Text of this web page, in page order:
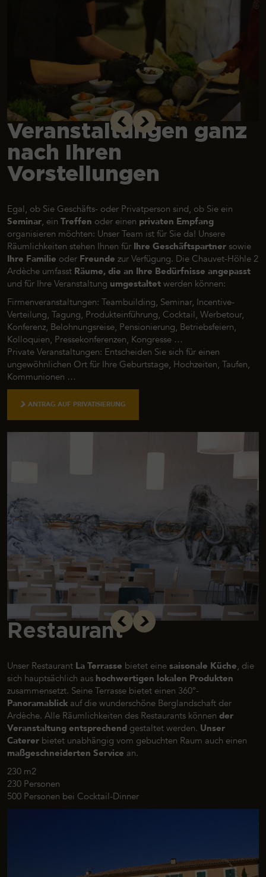
Veranstaltungen ganz
nach Ihren
Vorstellungen
Egal, ob Sie Geschäfts- oder Privatperson sind, ob Sie ein
Seminar, ein Treffen oder einen privaten Empfang
organisieren möchten: Unser Team ist für Sie da! Unsere
Räumlichkeiten stehen Ihnen für Ihre Geschäftspartner sowie
Ihre Familie oder Freunde zur Verfügung. Die Chauvet-Höhle 2
Ardèche umfasst Räume, die an Ihre Bedürfnisse angepasst
und für Ihre Veranstaltung umgestaltet werden können:
Firmenveranstaltungen: Teambuilding, Seminar, Incentive-
Verteilung, Tagung, Produkteinführung, Cocktail, Werbetour,
Konferenz, Belohnungsreise, Pensionierung, Betriebsfeiern,
Kolloquien, Pressekonferenzen, Kongresse …
Private Veranstaltungen: Entscheiden Sie sich für einen
ungewöhnlichen Ort für Ihre Geburtstage, Hochzeiten, Taufen,
Kommunionen …
ANTRAG AUF PRIVATISIERUNG
Restaurant
Unser Restaurant La Terrasse bietet eine saisonale Küche, die
sich hauptsächlich aus hochwertigen lokalen Produkten
zusammensetzt. Seine Terrasse bietet einen 360°-
Panoramablick auf die wunderschöne Berglandschaft der
Ardèche. Alle Räumlichkeiten des Restaurants können der
Veranstaltung entsprechend gestaltet werden. Unser
Caterer bietet unabhängig vom gebuchten Raum auch einen
maßgeschneiderten Service an.
230 m2
230 Personen
500 Personen bei Cocktail-Dinner